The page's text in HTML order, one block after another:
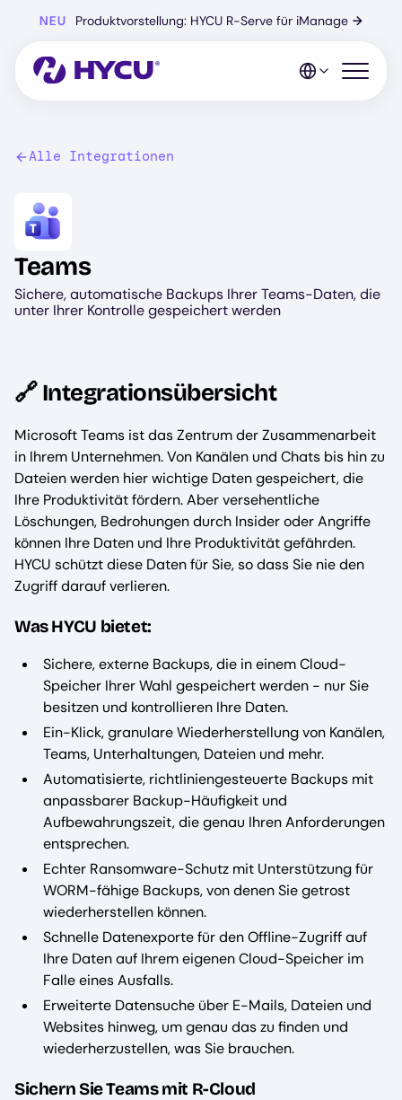
Hauptinhalt
NEU Produktvorstellung: HYCU R-Serve für iManage →
Mobiles
Alle Integrationen
Image
Teams
Sichere, automatische Backups Ihrer Teams-Daten, die
unter Ihrer Kontrolle gespeichert werden
🔗 Integrationsübersicht
Microsoft Teams ist das Zentrum der Zusammenarbeit
in Ihrem Unternehmen. Von Kanälen und Chats bis hin zu
Dateien werden hier wichtige Daten gespeichert, die
Ihre Produktivität fördern. Aber versehentliche
Löschungen, Bedrohungen durch Insider oder Angriffe
können Ihre Daten und Ihre Produktivität gefährden.
HYCU schützt diese Daten für Sie, so dass Sie nie den
Zugriff darauf verlieren.
Was HYCU bietet:
Sichere, externe Backups, die in einem Cloud-
Speicher Ihrer Wahl gespeichert werden - nur Sie
besitzen und kontrollieren Ihre Daten.
Ein-Klick, granulare Wiederherstellung von Kanälen,
Teams, Unterhaltungen, Dateien und mehr.
Automatisierte, richtliniengesteuerte Backups mit
anpassbarer Backup-Häufigkeit und
Aufbewahrungszeit, die genau Ihren Anforderungen
entsprechen.
Echter Ransomware-Schutz mit Unterstützung für
WORM-fähige Backups, von denen Sie getrost
wiederherstellen können.
Schnelle Datenexporte für den Offline-Zugriff auf
Ihre Daten auf Ihrem eigenen Cloud-Speicher im
Falle eines Ausfalls.
Erweiterte Datensuche über E-Mails, Dateien und
Websites hinweg, um genau das zu finden und
wiederherzustellen, was Sie brauchen.
Sichern Sie Teams mit R-Cloud